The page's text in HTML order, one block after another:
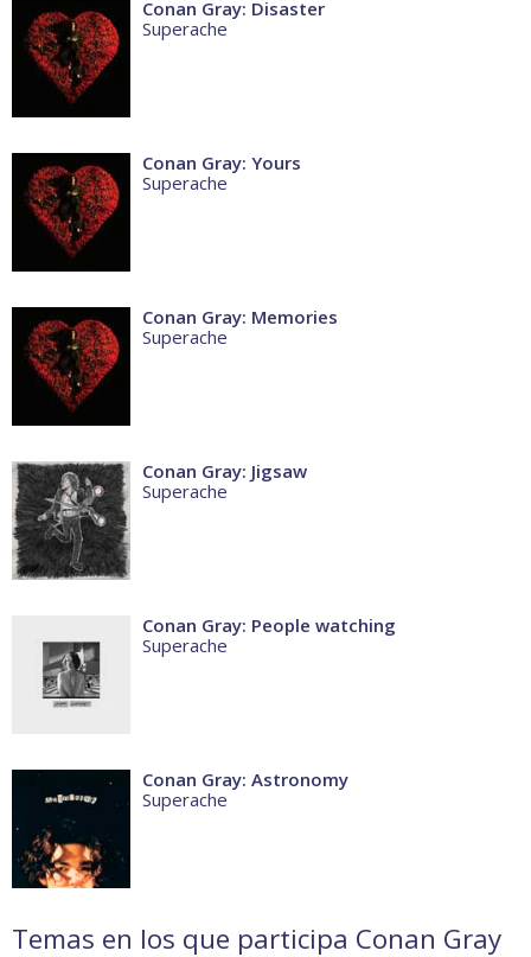
Conan Gray: Disaster
Superache
Conan Gray: Yours
Superache
Conan Gray: Memories
Superache
Conan Gray: Jigsaw
Superache
Conan Gray: People watching
Superache
Conan Gray: Astronomy
Superache
Temas en los que participa Conan Gray